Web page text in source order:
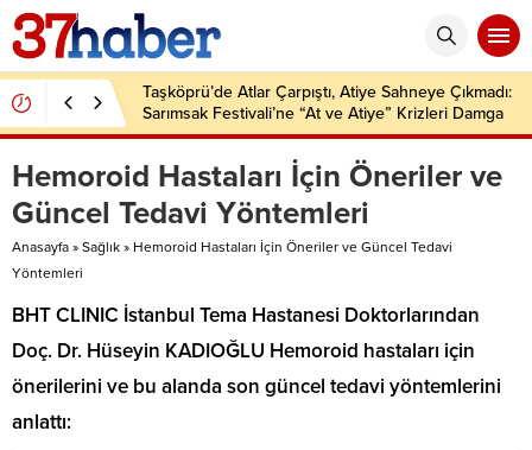
Taşköprü’de Atlar Çarpıştı, Atiye Sahneye Çıkmadı:
Sarımsak Festivali’ne “At ve Atiye” Krizleri Damga
Vurdu!
Hemoroid Hastaları İçin Öneriler ve
Güncel Tedavi Yöntemleri
Anasayfa » Sağlık » Hemoroid Hastaları İçin Öneriler ve Güncel Tedavi
Yöntemleri
BHT CLINIC İstanbul Tema Hastanesi Doktorlarından
Doç. Dr. Hüseyin KADIOĞLU Hemoroid hastaları için
önerilerini ve bu alanda son güncel tedavi yöntemlerini
anlattı: